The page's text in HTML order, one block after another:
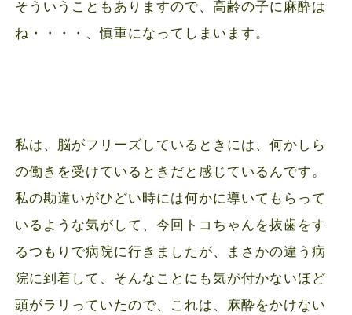
そういうこともありますので、高齢の子に麻酔は
ね・・・・、慎重になってしまいます。
私は、脳がフリーズしているときには、何かしら
の働きを受けているときだと感じているんです。
私の勘違いがひどい時には何かに導いてもらって
いるような気がして、今回トコちゃんを抜歯をす
るつもりで病院に行きましたが、まさかの違う病
院に到着して、そんなことにも気が付かないほど
頭がラリっていたので、これは、麻酔をかけない